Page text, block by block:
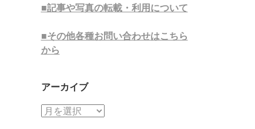
■記事や写真の転載・利用について
■その他各種お問い合わせはこちら
から
アーカイブ
ア